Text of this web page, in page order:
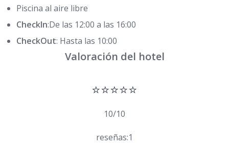
Piscina al aire libre
CheckIn:De las 12:00 a las 16:00
CheckOut: Hasta las 10:00
Valoración del hotel
⭐⭐⭐⭐⭐
10/10
reseñas:1